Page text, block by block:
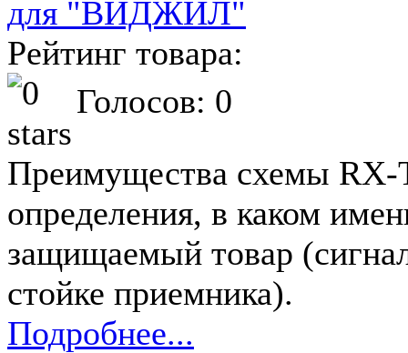
Рейтинг товара:
Голосов: 0
Преимущества схемы
определения, в каком
защищаемый товар
стойке приемника).
Подробнее...